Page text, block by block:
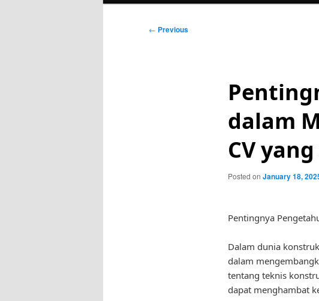
Post
← Previous
dalam
CV
Posted on January 18,
Pentingnya
Dalam dunia
dalam
tentang teknis
dapat menghambat